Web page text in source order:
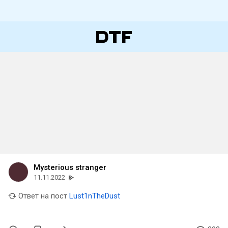
Mysterious stranger
11.11.2022
Ответ на пост Lust1nTheDust